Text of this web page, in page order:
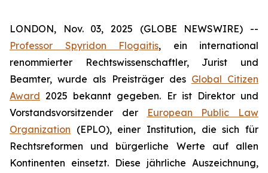
LONDON, Nov. 03, 2025 (GLOBE NEWSWIRE) --
Professor Spyridon Flogaitis, ein international
renommierter Rechtswissenschaftler, Jurist und
Beamter, wurde als Preisträger des Global Citizen
Award 2025 bekannt gegeben. Er ist Direktor und
Vorstandsvorsitzender der
European Public Law
Organization (EPLO), einer Institution, die sich für
Rechtsreformen und bürgerliche Werte auf allen
Kontinenten einsetzt. Diese jährliche Auszeichnung,